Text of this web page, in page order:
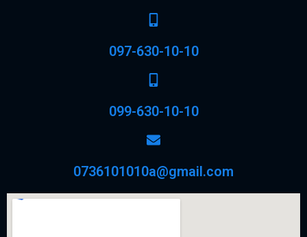
097-630-10-10
099-630-10-10
0736101010a@gmail.com